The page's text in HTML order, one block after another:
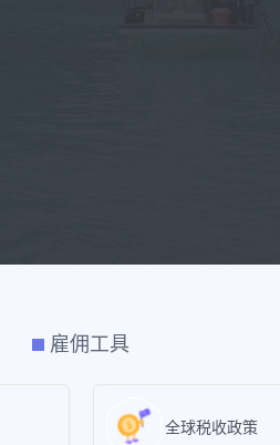
雇佣工具
全球税收政策